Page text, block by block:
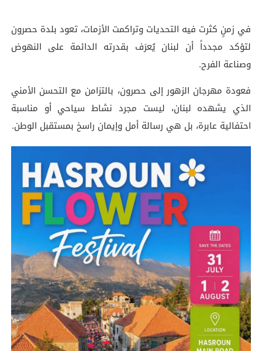
في زمنٍ كثرت فيه التحديات وتراكمت الأزمات، تعود بلدة حصرون
لتؤكد مجدداً أن لبنان يُعرَف بقدرته الدائمة على النهوض
وصناعة الفرح.
فعودة مهرجان الزهور إلى حصرون، بالتزامن مع التحسن الأمني
الذي يشهده لبنان، ليست مجرد نشاط سياحي أو مناسبة
احتفالية عابرة، بل هي رسالة أمل وإيمان راسخ بمستقبل الوطن.